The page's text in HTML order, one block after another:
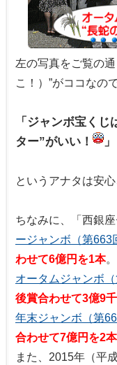
左の写真をご覧の
こ！）”がココなので
「ジャンボ宝く
ター”がいい！
」
というアナタは安心
ちなみに、「西銀
ージャンボ（第663
わせて6億円を1本。
オータムジャンボ
後賞合わせて3億9
年末ジャンボ（第
合わせて7億円を2本
また、2015年（平